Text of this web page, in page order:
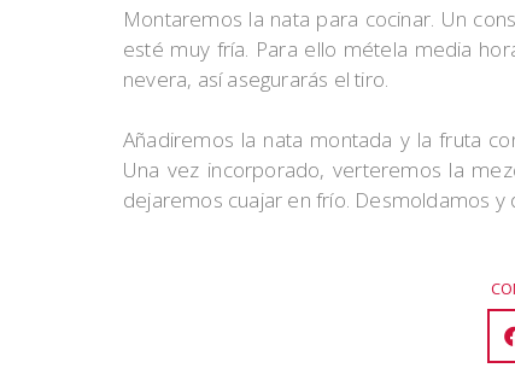
Montaremos la nata para cocinar. Un
esté muy fría. Para ello métela media
nevera, así asegurarás el tiro.
Añadiremos la nata montada y la fruta
Una vez incorporado, verteremos la
dejaremos cuajar en frío. Desmoldamos y